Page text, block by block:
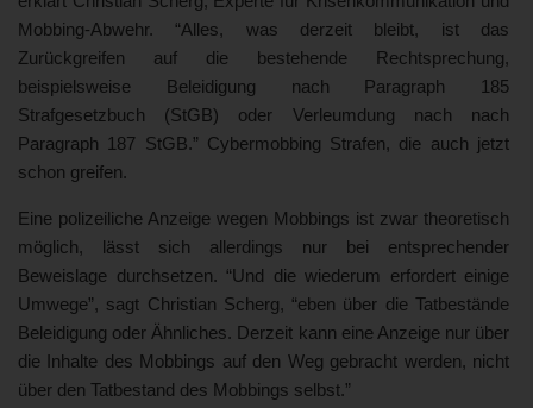
Mobbing-Abwehr. “Alles, was derzeit bleibt, ist das
Zurückgreifen auf die bestehende Rechtsprechung,
beispielsweise Beleidigung nach Paragraph 185
Strafgesetzbuch (StGB) oder Verleumdung nach nach
Paragraph 187 StGB.” Cybermobbing Strafen, die auch jetzt
schon greifen.
Eine polizeiliche Anzeige wegen Mobbings ist zwar theoretisch
möglich, lässt sich allerdings nur bei entsprechender
Beweislage durchsetzen. “Und die wiederum erfordert einige
Umwege”, sagt Christian Scherg, “eben über die Tatbestände
Beleidigung oder Ähnliches. Derzeit kann eine Anzeige nur über
die Inhalte des Mobbings auf den Weg gebracht werden, nicht
über den Tatbestand des Mobbings selbst.”